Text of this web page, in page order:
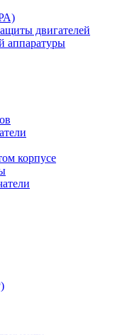
двигателей
аппаратуры
корпусе